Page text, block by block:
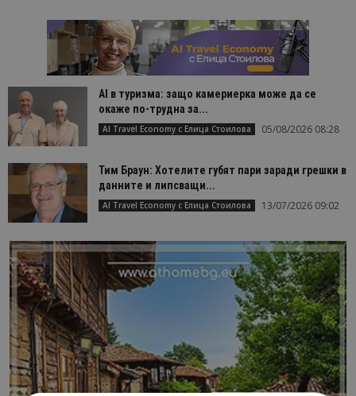
AI в туризма: защо камериерка може да се
окаже по-трудна за...
AI Travel Economy с Елица Стоилова 05/08/2026 08:28
Тим Браун: Хотелите губят пари заради грешки в
данните и липсващи...
AI Travel Economy с Елица Стоилова 13/07/2026 09:02